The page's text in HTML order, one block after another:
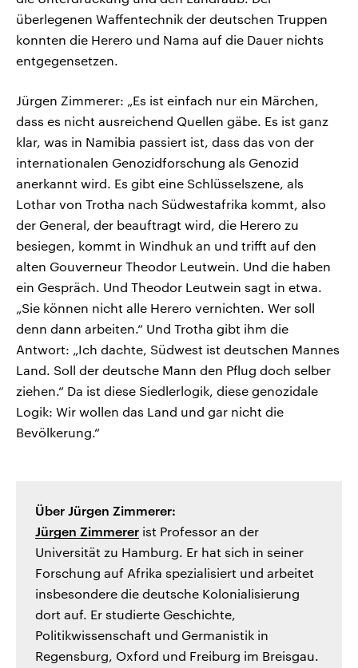
überlegenen Waffentechnik der deutschen Truppen
konnten die Herero und Nama auf die Dauer nichts
entgegensetzen.
Jürgen Zimmerer: „Es ist einfach nur ein Märchen,
dass es nicht ausreichend Quellen gäbe. Es ist ganz
klar, was in Namibia passiert ist, dass das von der
internationalen Genozidforschung als Genozid
anerkannt wird. Es gibt eine Schlüsselszene, als
Lothar von Trotha nach Südwestafrika kommt, also
der General, der beauftragt wird, die Herero zu
besiegen, kommt in Windhuk an und trifft auf den
alten Gouverneur Theodor Leutwein. Und die haben
ein Gespräch. Und Theodor Leutwein sagt in etwa.
„Sie können nicht alle Herero vernichten. Wer soll
denn dann arbeiten.“ Und Trotha gibt ihm die
Antwort: „Ich dachte, Südwest ist deutschen Mannes
Land. Soll der deutsche Mann den Pflug doch selber
ziehen.“ Da ist diese Siedlerlogik, diese genozidale
Logik: Wir wollen das Land und gar nicht die
Bevölkerung.“
Über Jürgen Zimmerer:
Jürgen Zimmerer ist Professor an der
Universität zu Hamburg. Er hat sich in seiner
Forschung auf Afrika spezialisiert und arbeitet
insbesondere die deutsche Kolonialisierung
dort auf. Er studierte Geschichte,
Politikwissenschaft und Germanistik in
Regensburg, Oxford und Freiburg im Breisgau.